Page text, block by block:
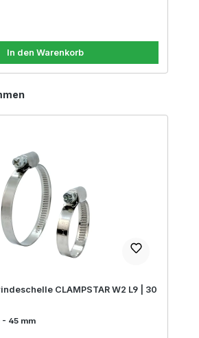
In den Warenkorb
CLAMPSTAR W2 L9 | 30
- 45 mm